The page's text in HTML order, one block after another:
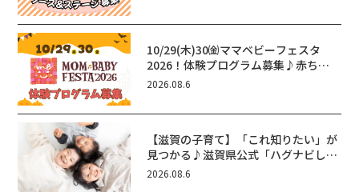
10/29(木)30㈮ママベビーフェスタ
2026！体験プログラム募集♪赤ちゃ
ん向けイベントに出演しませんか？
2026.08.6
【滋賀の子育て】「これ知りたい」が
見つかる♪滋賀県公式「ハグナビし
が」使ってる？おでかけ・制度・子育
2026.08.6